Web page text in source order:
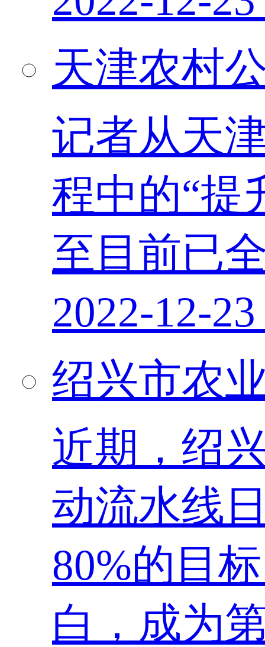
天津农村
记者从天
程中的“提
至目前已
2022-12-
绍兴市农
近期，绍
动流水线
80%的目
白，成为